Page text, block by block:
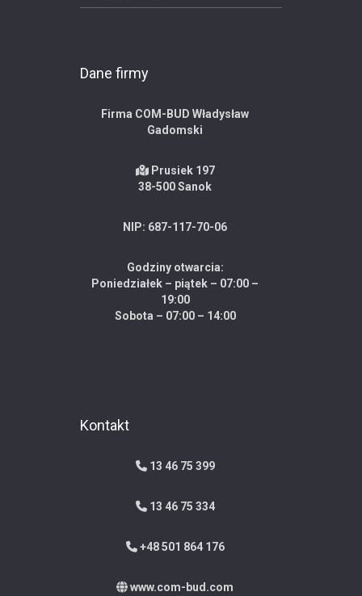
Dane firmy
Firma COM-BUD Władysław
Gadomski
Prusiek 197
38-500 Sanok
NIP: 687-117-70-06
Godziny otwarcia:
Poniedziałek – piątek – 07:00 –
19:00
Sobota – 07:00 – 14:00
Kontakt
13 46 75 399
13 46 75 334
+48 501 864 176
www.com-bud.com